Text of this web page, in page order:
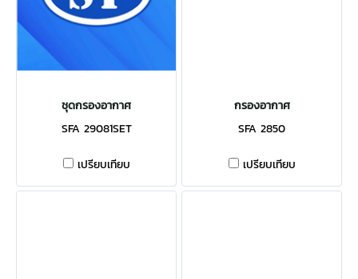
ชุดกรองอากาศ
SFA 29081SET
เปรียบเทียบ
กรองอากาศ
SFA 2850
เปรียบเทียบ